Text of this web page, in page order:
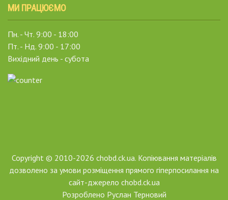
МИ ПРАЦЮЄМО
Пн. - Чт. 9:00 - 18:00
Пт. - Нд. 9:00 - 17:00
Вихідний день - субота
Copyright © 2010-2026 chobd.ck.ua. Копіювання матеріалів
дозволено за умови розміщення прямого гіперпосилання на
сайт-джерело chobd.ck.ua
Розроблено Руслан Терновий